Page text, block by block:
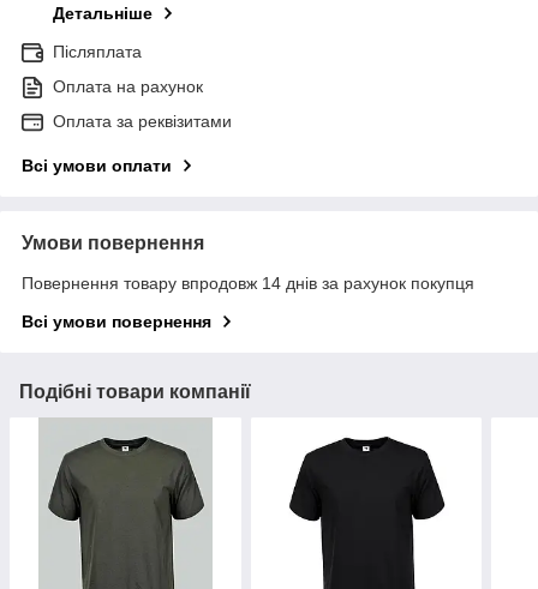
Детальніше
Післяплата
Оплата на рахунок
Оплата за реквізитами
Всі умови оплати
Умови повернення
Повернення товару впродовж 14 днів за рахунок покупця
Всі умови повернення
Подібні товари компанії